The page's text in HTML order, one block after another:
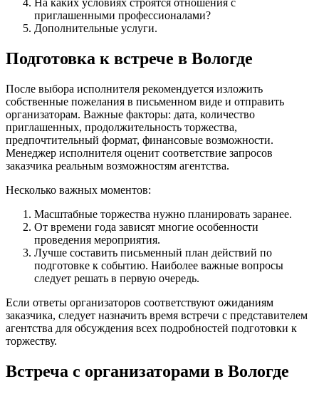
На каких условиях строятся отношения с
приглашенными профессионалами?
Дополнительные услуги.
Подготовка к встрече в Вологде
После выбора исполнителя рекомендуется изложить
собственные пожелания в письменном виде и отправить
организаторам. Важные факторы: дата, количество
приглашенных, продолжительность торжества,
предпочтительный формат, финансовые возможности.
Менеджер исполнителя оценит соответствие запросов
заказчика реальным возможностям агентства.
Несколько важных моментов:
Масштабные торжества нужно планировать заранее.
От времени года зависят многие особенности
проведения мероприятия.
Лучше составить письменный план действий по
подготовке к событию. Наиболее важные вопросы
следует решать в первую очередь.
Если ответы организаторов соответствуют ожиданиям
заказчика, следует назначить время встречи с представителем
агентства для обсуждения всех подробностей подготовки к
торжеству.
Встреча с организаторами в Вологде